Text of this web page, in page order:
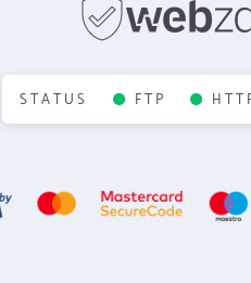
STATUS FTP